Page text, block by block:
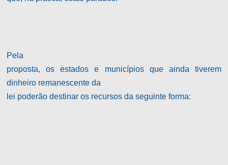
Pela
proposta, os estados e municípios que ainda tiverem
dinheiro remanescente da
lei poderão destinar os recursos da seguinte forma: